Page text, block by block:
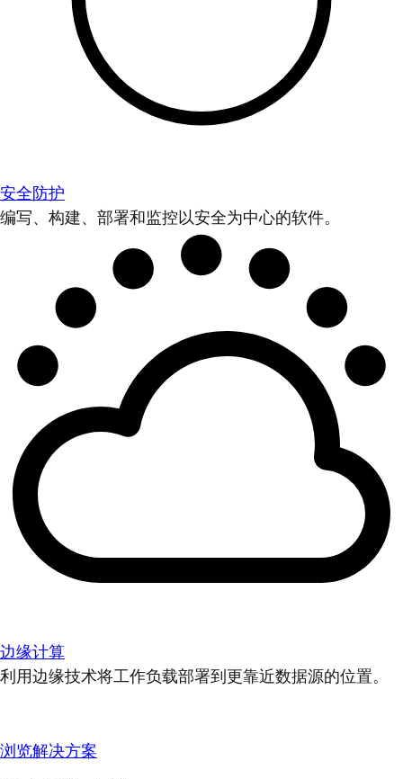
安全防护
编写、构建、部署和监控以安全为中心的软件。
边缘计算
利用边缘技术将工作负载部署到更靠近数据源的位置。
浏览解决方案